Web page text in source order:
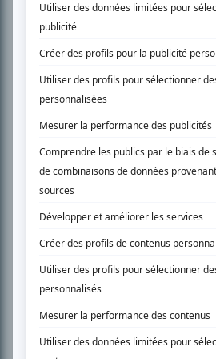
SUR LE RÉSEAU BIZZ MÉDIA
Accueil
Liste des oeuvres
Liste des comédiens
Recherche avancée
À propos
Nous contacter
Termes et conditions
Politique de confidentialité